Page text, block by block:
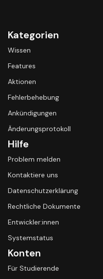
Kategorien
Wissen
Features
Aktionen
Fehlerbehebung
Ankündigungen
Änderungsprotokoll
Hilfe
Problem melden
Kontaktiere uns
Datenschutzerklärung
Rechtliche Dokumente
Entwickler:innen
Systemstatus
Konten
Für Studierende